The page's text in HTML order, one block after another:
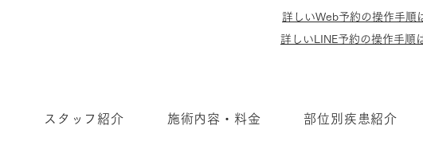
詳しいWeb予約の操作手順
詳しいLINE予約の操作手順
スタッフ紹介 施術内容・料金 部位別疾患紹介